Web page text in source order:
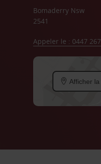
Bomaderry Nsw
2541
Appeler le : 0447
Afficher